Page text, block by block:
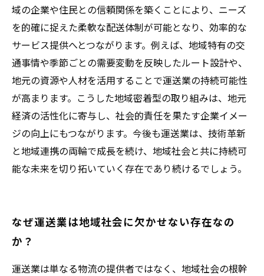
域の企業や住民との信頼関係を築くことにより、ニーズ
を的確に捉えた柔軟な配送体制が可能となり、効率的な
サービス提供へとつながります。例えば、地域特有の交
通事情や季節ごとの需要変動を反映したルート設計や、
地元の資源や人材を活用することで運送業の持続可能性
が高まります。こうした地域密着型の取り組みは、地元
経済の活性化に寄与し、社会的責任を果たす企業イメー
ジの向上にもつながります。今後も運送業は、技術革新
と地域連携の両輪で成長を続け、地域社会と共に持続可
能な未来を切り拓いていく存在であり続けるでしょう。
なぜ運送業は地域社会に欠かせない存在なの
か？
運送業は単なる物流の提供者ではなく、地域社会の根幹